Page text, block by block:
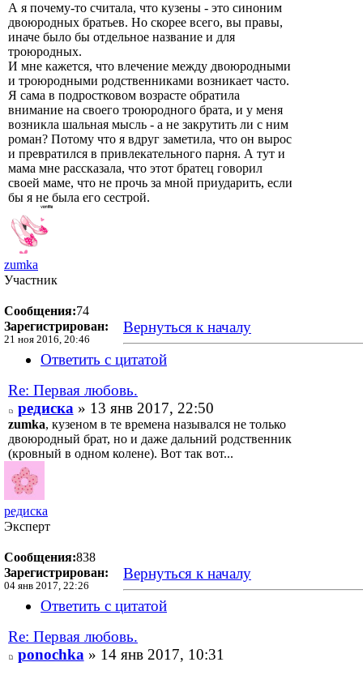
А я почему-то считала, что кузены - это синоним
двоюродных братьев. Но скорее всего, вы правы,
иначе было бы отдельное название и для
троюродных.
И мне кажется, что влечение между двоюродными
и троюродными родственниками возникает часто.
Я сама в подростковом возрасте обратила
внимание на своего троюродного брата, и у меня
возникла шальная мысль - а не закрутить ли с ним
роман? Потому что я вдруг заметила, что он вырос
и превратился в привлекательного парня. А тут и
мама мне рассказала, что этот братец говорил
своей маме, что не прочь за мной приударить, если
бы я не была его сестрой.
zumka
Участник
Сообщения:74
Зарегистрирован:
21 ноя 2016, 20:46
Вернуться к началу
Ответить с цитатой
Re: Первая любовь.
редиска» 13 янв 2017, 22:50
zumka, кузеном в те времена назывался не только
двоюродный брат, но и даже дальний родственник
(кровный в одном колене). Вот так вот...
редиска
Эксперт
Сообщения:838
Зарегистрирован:
04 янв 2017, 22:26
Вернуться к началу
Ответить с цитатой
Re: Первая любовь.
ponochka » 14 янв 2017, 10:31